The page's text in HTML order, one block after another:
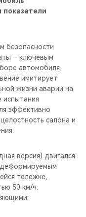
безопасности
– ключевым
автомобиля.
имитирует
жизни аварии на
испытания
эффективно
салона и
версия) двигался
деформируемым
тележке,
50 км/ч.